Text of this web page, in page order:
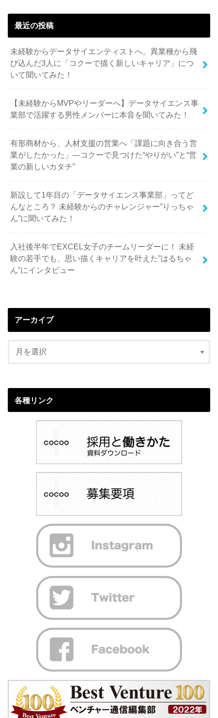
最近の投稿
未経験からデータサイエンティストへ。異業種から飛
び込んだ3人に「コクーで描く新しいキャリア」につ
いて聞いてみた！
【未経験からMVPやリーダーへ】データサイエンス事
業部で活躍する男性メンバーに本音を聞いてみた！
有形商材から、人材支援の営業へ「課題に向き合う営
業がしたかった」—コクーで見つけた“やりがい”と“営
業の新しいカタチ”
新設して1年目の「データサイエンス事業部」ってど
んなところ？ 未経験からのチャレンジャー”りっちゃ
ん”に聞いてみた！
入社後半年でEXCEL女子のチームリーダーに！ 未経
験の若手でも、思い描くキャリアを叶えた”はるちゃ
ん”にインタビュー
アーカイブ
各種リンク